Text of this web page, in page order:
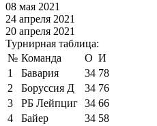
08 мая 2021
24 апреля 2021
20 апреля 2021
Турнирная таблица:
№ Команда О И
1
Бавария 34 78
2
Боруссия Д 34 76
3
РБ Лейпциг 34 66
4
Байер 34 58